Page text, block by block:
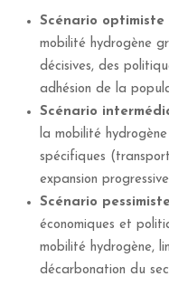
Scénario optimiste
mobilité hydrogène
décisives, des
adhésion de la
Scénario
la mobilité
spécifiques
expansion
Scénario
économiques et
mobilité hydrogène,
décarbonation du